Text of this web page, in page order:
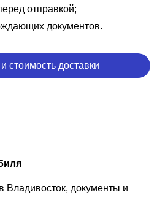
отправкой;
документов.
стоимость доставки
Владивосток, документы и